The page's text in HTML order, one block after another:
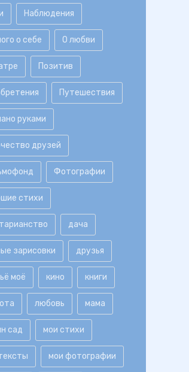
Наблюдения
о себе О любви
Позитив
Путешествия
руками
друзей
Фотографии
стихи
дача
зарисовки друзья
моё кино книги
любовь мама
сад мои стихи
мои фотографии